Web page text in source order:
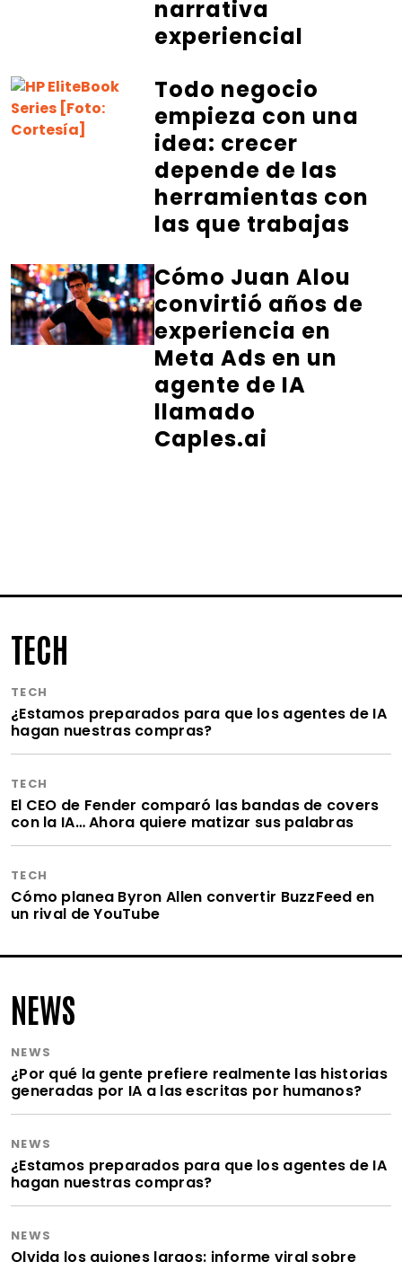
narrativa
experiencial
Todo negocio
empieza con una
idea: crecer
depende de las
herramientas con
las que trabajas
Cómo Juan Alou
convirtió años de
experiencia en
Meta Ads en un
agente de IA
llamado
Caples.ai
TECH
TECH
¿Estamos preparados para que los agentes de IA
hagan nuestras compras?
TECH
El CEO de Fender comparó las bandas de covers
con la IA… Ahora quiere matizar sus palabras
TECH
Cómo planea Byron Allen convertir BuzzFeed en
un rival de YouTube
NEWS
NEWS
¿Por qué la gente prefiere realmente las historias
generadas por IA a las escritas por humanos?
NEWS
¿Estamos preparados para que los agentes de IA
hagan nuestras compras?
NEWS
Olvida los guiones largos: informe viral sobre